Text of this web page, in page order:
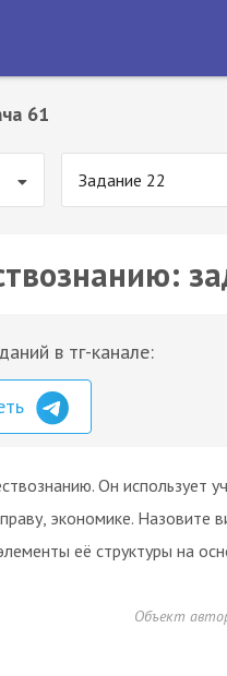
61
Задание 22
в тг-канале:
Он использует
экономике. Назовите
её структуры на
Объект